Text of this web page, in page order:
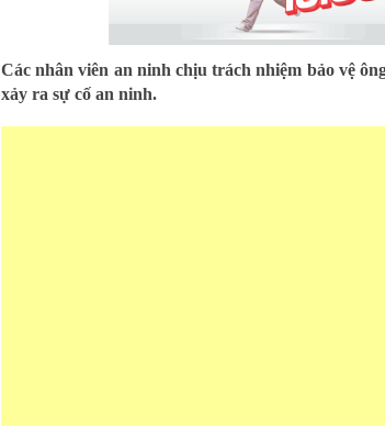
Các nhân viên an ninh chịu trách nhiệm bảo vệ
xảy ra sự cố an ninh.